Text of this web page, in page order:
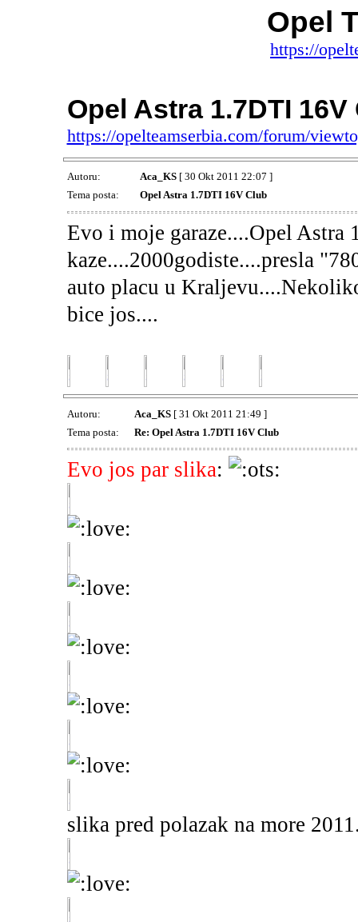
Opel
https://
Opel Astra 1.7DTI 16V
https://opelteamserbia.com/forum/
Autoru: Aca_KS[ 30 Okt 2011 22:07 ]
Tema posta:
Opel Astra 1.7DTI 16V Club
Evo i moje garaze....Opel Astra
kaze....2000godiste....presla
auto placu u
bice jos....
Autoru: Aca_KS[ 31 Okt 2011 21:49 ]
Tema posta:
Re: Opel Astra 1.7DTI 16V Club
Evo jos par slika:
slika pred polazak na more